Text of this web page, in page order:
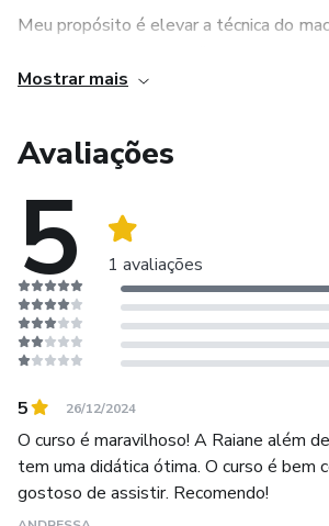
Meu propósito é elevar a técnica do
função básica e se tornem objetos de
Após receber muitos pedidos, decidi
conhecimento que adquiri ao longo
estudo e experimentação, de forma
básicas até avançadas. Meu objetivo é
outras pessoas a explorarem sua
se no mercado ao venderem produtos
Mostrar mais
Avaliações
5 1 avaliações
5 26/12/2024
O curso é maravilhoso! A Raiane além
tem uma didática ótima. O curso é bem
gostoso de assistir. Recomendo!